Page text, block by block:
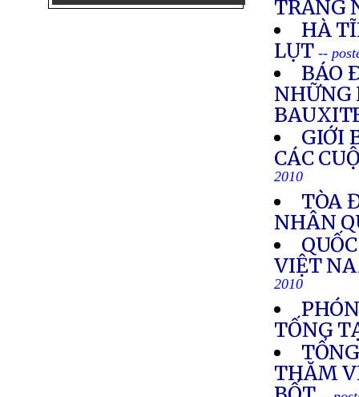
TRĂNG
HÀ
LỤT--
BÁO
NHỮNG
GIỚI
CÁC
2010
TÒA
NHÂN
VIỆT
2010
TỐNG
THĂM